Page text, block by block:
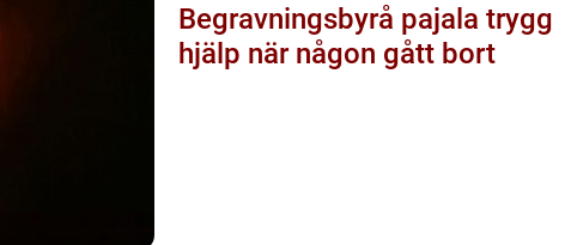
Begravningsbyrå pajala trygg
hjälp när någon gått bort